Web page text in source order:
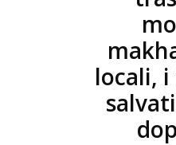
locali,